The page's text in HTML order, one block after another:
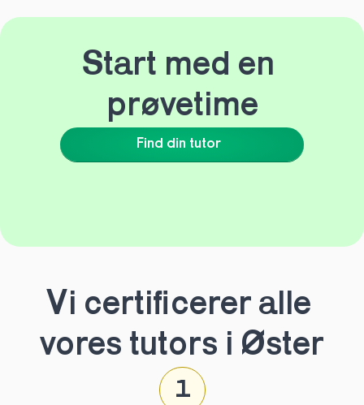
Find din tutor
Start med en
prøvetime
Vi certificerer alle
vores tutors i Øster
1